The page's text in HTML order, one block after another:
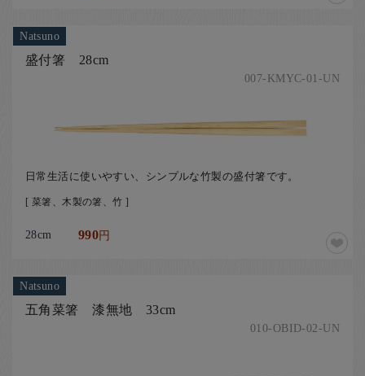
Natsuno
盛付箸 28cm
007-KMYC-01-UN
日常生活に使いやすい、シンプルな竹製の盛付箸です。
[ 菜箸、木製の箸、竹 ]
28cm 990円
Natsuno
五角菜箸 漆無地 33cm
010-OBID-02-UN